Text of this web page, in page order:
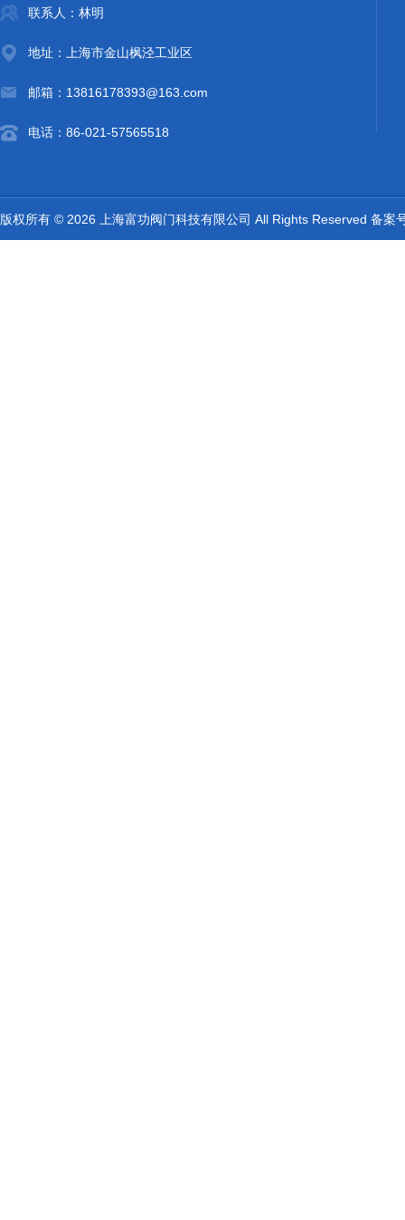
联系人：林明
地址：上海市金山枫泾工业区
邮箱：13816178393@163.com
电话：86-021-57565518
版权所有 © 2026 上海富功阀门科技有限公司 All Rights Reserved 备案